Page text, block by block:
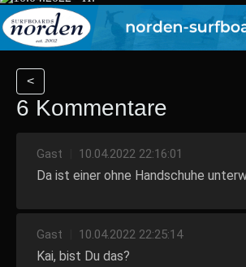
<
6 Kommentare
Gast 10.04.2022 22:16:01
Da ist einer ohne Handschuhe
Gast 10.04.2022 22:25:14
Kai, bist Du das?